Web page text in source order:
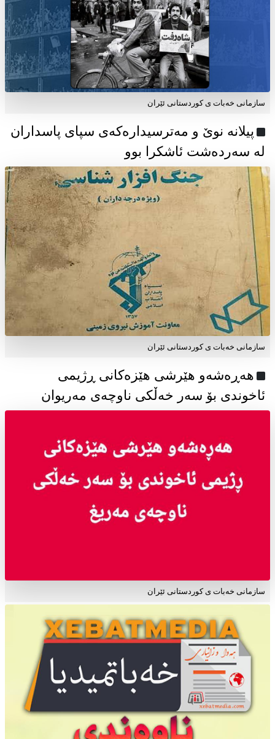
سازمانی خەبات ی كوردستانی ئێران
پیلانە نوێ و مەترسیدارەکەی سپای پاسداران
لە سەردەشت ئاشکرا بوو
سازمانی خەبات ی كوردستانی ئێران
هەڕەشەو هێرشی هێزەکانی ڕژیمی
ئاخوندی بۆ سەر خەڵکی ناوچەی مەریوان
سازمانی خەبات ی کوردستانی ئێران